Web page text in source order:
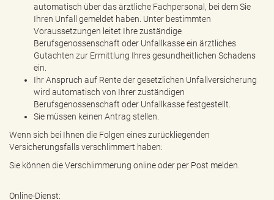
automatisch über das ärztliche Fachpersonal, bei dem Sie
Ihren Unfall gemeldet haben. Unter bestimmten
Voraussetzungen leitet Ihre zuständige
Berufsgenossenschaft oder Unfallkasse ein ärztliches
Gutachten zur Ermittlung Ihres gesundheitlichen Schadens
ein.
Ihr Anspruch auf Rente der gesetzlichen Unfallversicherung
wird automatisch von Ihrer zuständigen
Berufsgenossenschaft oder Unfallkasse festgestellt.
Sie müssen keinen Antrag stellen.
Wenn sich bei Ihnen die Folgen eines zurückliegenden
Versicherungsfalls verschlimmert haben:
Sie können die Verschlimmerung online oder per Post melden.
Online-Dienst: